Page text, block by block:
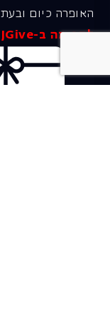
האופרה כיום
לתרומה ב-JGive ←